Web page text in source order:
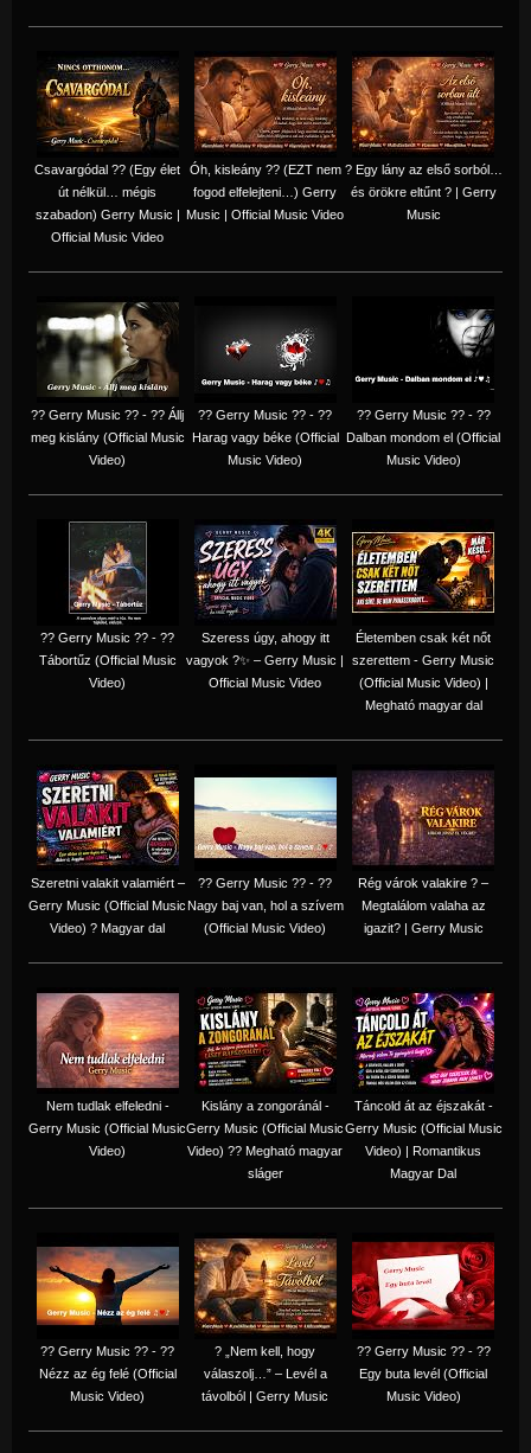
Csavargódal ?? (Egy élet
út nélkül… mégis
szabadon) Gerry Music |
Official Music Video
Óh, kisleány ?? (EZT nem
fogod elfelejteni…) Gerry
Music | Official Music Video
? Egy lány az első sorból…
és örökre eltűnt ? | Gerry
Music
?? Gerry Music ?? - ?? Állj
meg kislány (Official Music
Video)
?? Gerry Music ?? - ??
Harag vagy béke (Official
Music Video)
?? Gerry Music ?? - ??
Dalban mondom el (Official
Music Video)
?? Gerry Music ?? - ??
Tábortűz (Official Music
Video)
Szeress úgy, ahogy itt
vagyok ?✨ – Gerry Music |
Official Music Video
Életemben csak két nőt
szerettem - Gerry Music
(Official Music Video) |
Megható magyar dal
Szeretni valakit valamiért –
Gerry Music (Official Music
Video) ? Magyar dal
?? Gerry Music ?? - ??
Nagy baj van, hol a szívem
(Official Music Video)
Rég várok valakire ? –
Megtalálom valaha az
igazit? | Gerry Music
Nem tudlak elfeledni -
Gerry Music (Official Music
Video)
Kislány a zongoránál -
Gerry Music (Official Music
Video) ?? Megható magyar
sláger
Táncold át az éjszakát -
Gerry Music (Official Music
Video) | Romantikus
Magyar Dal
?? Gerry Music ?? - ??
Nézz az ég felé (Official
Music Video)
? „Nem kell, hogy
válaszolj…” – Levél a
távolból | Gerry Music
?? Gerry Music ?? - ??
Egy buta levél (Official
Music Video)